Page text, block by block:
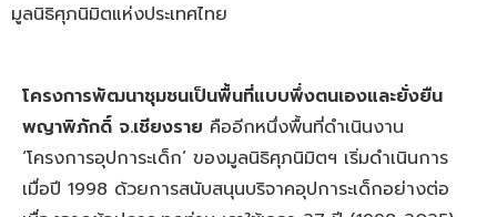
มูลนิธิศุภนิมิตแห่งประเทศไทย
โครงการพัฒนาชุมชนเป็นพื้นที่แบบพึ่งตนเองและยั่งยืน
พญาพิภักดิ์ จ.เชียงราย คืออีกหนึ่งพื้นที่ดำเนินงาน
‘โครงการอุปการะเด็ก’ ของมูลนิธิศุภนิมิตฯ เริ่มดำเนินการ
เมื่อปี 1998 ด้วยการสนับสนุนบริจาคอุปการะเด็กอย่างต่อ